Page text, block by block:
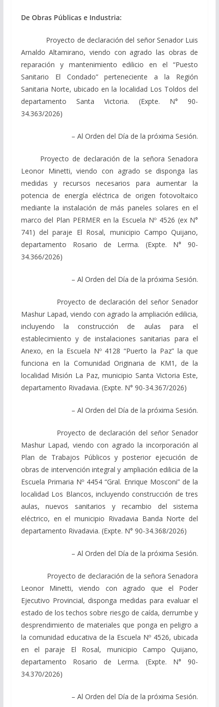
De Obras Públicas e Industria:
Proyecto de declaración del señor Senador Luis
Arnaldo Altamirano, viendo con agrado las obras de
reparación y mantenimiento edilicio en el “Puesto
Sanitario El Condado” perteneciente a la Región
Sanitaria Norte, ubicado en la localidad Los Toldos del
departamento Santa Victoria. (Expte. N° 90-
34.363/2026)
– Al Orden del Día de la próxima Sesión.
Proyecto de declaración de la señora Senadora
Leonor Minetti, viendo con agrado se disponga las
medidas y recursos necesarios para aumentar la
potencia de energía eléctrica de origen fotovoltaico
mediante la instalación de más paneles solares en el
marco del Plan PERMER en la Escuela Nº 4526 (ex N°
741) del paraje El Rosal, municipio Campo Quijano,
departamento Rosario de Lerma. (Expte. N° 90-
34.366/2026)
– Al Orden del Día de la próxima Sesión.
Proyecto de declaración del señor Senador
Mashur Lapad, viendo con agrado la ampliación edilicia,
incluyendo la construcción de aulas para el
establecimiento y de instalaciones sanitarias para el
Anexo, en la Escuela Nº 4128 “Puerto la Paz” la que
funciona en la Comunidad Originaria de KM1, de la
localidad Misión La Paz, municipio Santa Victoria Este,
departamento Rivadavia. (Expte. N° 90-34.367/2026)
– Al Orden del Día de la próxima Sesión.
Proyecto de declaración del señor Senador
Mashur Lapad, viendo con agrado la incorporación al
Plan de Trabajos Públicos y posterior ejecución de
obras de intervención integral y ampliación edilicia de la
Escuela Primaria Nº 4454 “Gral. Enrique Mosconi” de la
localidad Los Blancos, incluyendo construcción de tres
aulas, nuevos sanitarios y recambio del sistema
eléctrico, en el municipio Rivadavia Banda Norte del
departamento Rivadavia. (Expte. N° 90-34.368/2026)
– Al Orden del Día de la próxima Sesión.
Proyecto de declaración de la señora Senadora
Leonor Minetti, viendo con agrado que el Poder
Ejecutivo Provincial, disponga medidas para evaluar el
estado de los techos sobre riesgo de caída, derrumbe y
desprendimiento de materiales que ponga en peligro a
la comunidad educativa de la Escuela Nº 4526, ubicada
en el paraje El Rosal, municipio Campo Quijano,
departamento Rosario de Lerma. (Expte. N° 90-
34.370/2026)
– Al Orden del Día de la próxima Sesión.